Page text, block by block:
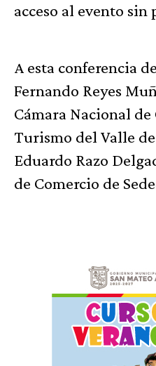
acceso al evento sin
A esta conferencia
Fernando Reyes
Cámara Nacional
Turismo del Valle
Eduardo Razo
de Comercio de